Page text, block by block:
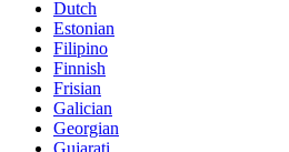
Dutch
Estonian
Filipino
Finnish
Frisian
Galician
Georgian
Gujarati